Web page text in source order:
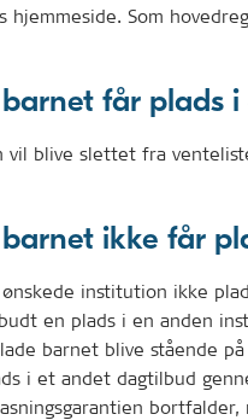
hjemmeside. Som
får plads
vil blive slettet fra
ikke får
institution ikke
en plads i en anden
barnet blive stående
i et andet dagtilbud